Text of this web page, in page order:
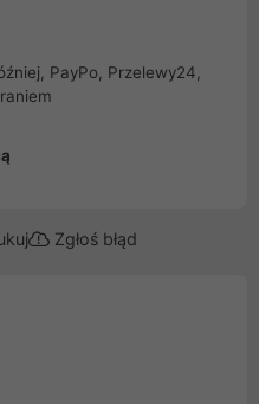
PayPo, Przelewy24,
Zgłoś błąd